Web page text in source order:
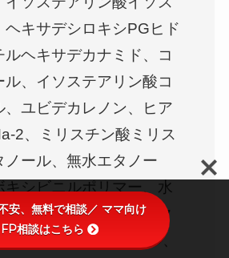
ヘキサデシロキシPGヒド
ルヘキサデカナミド、コ
ル、イソステアリン酸コ
、ユビデカレノン、ヒア
2、ミリスチン酸ミリス
ノール、無水エタノー
キシビニルポリマー、水
ウム液、エデト酸塩、ク
フェノキシエタノール、
安、無料で相談／ ママ向け
FP相談はこちら